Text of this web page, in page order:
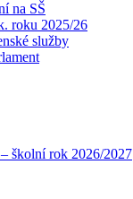
na SŠ
roku 2025/26
služby
školní rok 2026/2027